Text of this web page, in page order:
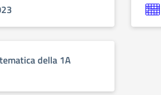
della 1A